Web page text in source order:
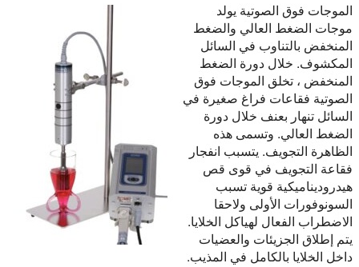
الموجات فوق الصوتية يولد
موجات الضغط العالي والضغط
المنخفض بالتناوب في السائل
المكشوف. خلال دورة الضغط
المنخفض ، تخلق الموجات فوق
الصوتية فقاعات فراغ صغيرة في
السائل تنهار بعنف خلال دورة
الضغط العالي. وتسمى هذه
الظاهرة التجويف. يتسبب انفجار
فقاعة التجويف في قوى قص
هيدروديناميكية قوية تسبب
السونوفورات الأولى ولاحقا
الاضطراب الفعال لهياكل الخلايا.
يتم إطلاق الجزيئات والعضيات
داخل الخلايا بالكامل في المذيب.